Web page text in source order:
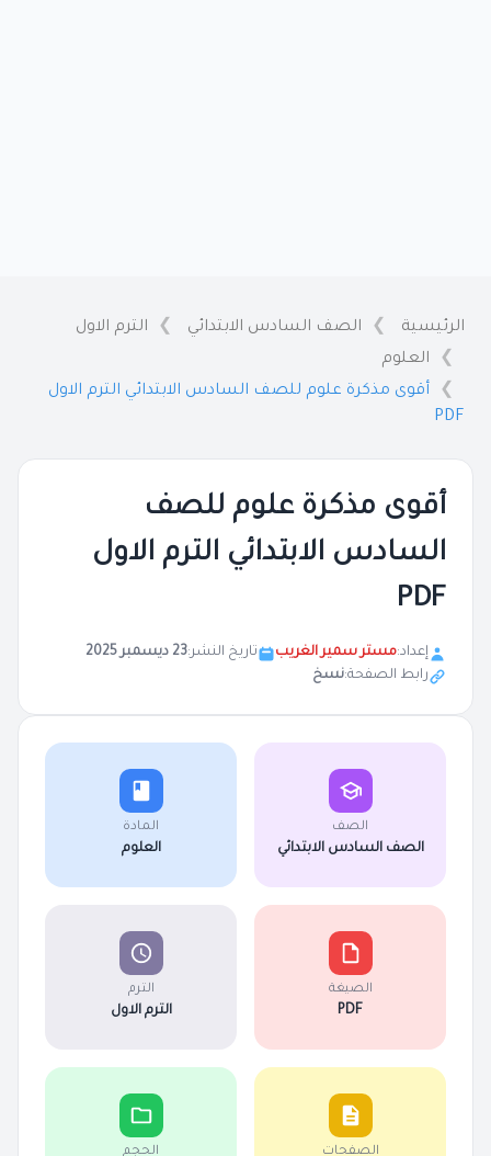
الرئيسية الصف السادس الابتدائي
الترم الاول
العلوم
أقوى مذكرة علوم للصف السادس الابتدائي الترم الاول
PDF
أقوى مذكرة علوم للصف
السادس الابتدائي الترم الاول
PDF
إعداد:مستر سمير الغريب تاريخ النشر:23 ديسمبر 2025
رابط الصفحة:نسخ
الصف
الصف السادس الابتدائي
المادة
العلوم
الصيغة
PDF
الترم
الترم الاول
الصفحات الحجم